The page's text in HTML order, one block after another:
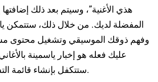
هذي الأغنية”، وسيتم بعد ذلك إضافتها
المفضلة لديك. من خلال ذلك، ستتمكن
وفهم ذوقك الموسيقي وتشغيل محتوى
عليك فعله هو إخبار ياسمينة
ستتكفل بإنشاء قائمة التشغيل الخاصة بك.